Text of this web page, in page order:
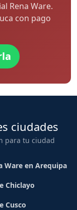
Rena Ware.
con pago
ciudades
para tu ciudad
Ware en Arequipa
Chiclayo
Cusco